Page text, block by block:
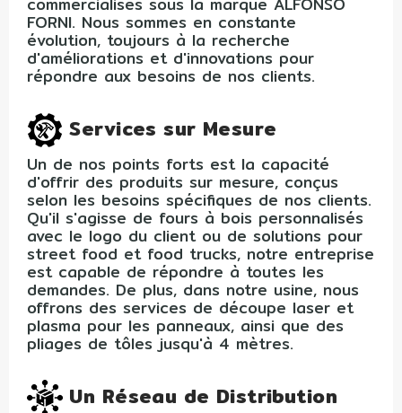
FORNI. Nous sommes en constante
évolution, toujours à la recherche
d'améliorations et d'innovations pour
répondre aux besoins de nos clients.
Services sur Mesure
Un de nos points forts est la capacité
d'offrir des produits sur mesure, conçus
selon les besoins spécifiques de nos clients.
Qu'il s'agisse de fours à bois personnalisés
avec le logo du client ou de solutions pour
street food et food trucks, notre entreprise
est capable de répondre à toutes les
demandes. De plus, dans notre usine, nous
offrons des services de découpe laser et
plasma pour les panneaux, ainsi que des
pliages de tôles jusqu'à 4 mètres.
Un Réseau de Distribution